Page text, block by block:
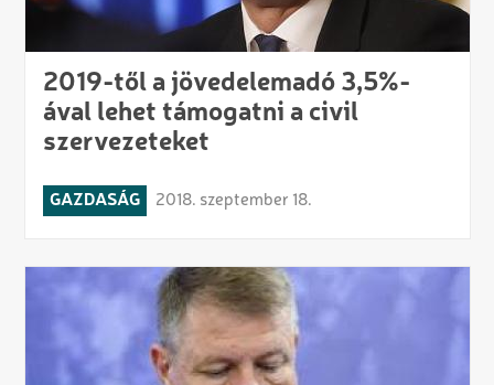
2019-től a jövedelemadó 3,5%-
ával lehet támogatni a civil
szervezeteket
GAZDASÁG 2018. szeptember 18.